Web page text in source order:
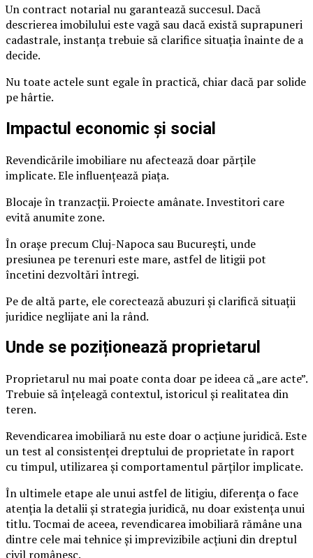
Un contract notarial nu garantează succesul. Dacă
descrierea imobilului este vagă sau dacă există suprapuneri
cadastrale, instanța trebuie să clarifice situația înainte de a
decide.
Nu toate actele sunt egale în practică, chiar dacă par solide
pe hârtie.
Impactul economic și social
Revendicările imobiliare nu afectează doar părțile
implicate. Ele influențează piața.
Blocaje în tranzacții. Proiecte amânate. Investitori care
evită anumite zone.
În orașe precum Cluj-Napoca sau București, unde
presiunea pe terenuri este mare, astfel de litigii pot
încetini dezvoltări întregi.
Pe de altă parte, ele corectează abuzuri și clarifică situații
juridice neglijate ani la rând.
Unde se poziționează proprietarul
Proprietarul nu mai poate conta doar pe ideea că „are acte”.
Trebuie să înțeleagă contextul, istoricul și realitatea din
teren.
Revendicarea imobiliară nu este doar o acțiune juridică. Este
un test al consistenței dreptului de proprietate în raport
cu timpul, utilizarea și comportamentul părților implicate.
În ultimele etape ale unui astfel de litigiu, diferența o face
atenția la detalii și strategia juridică, nu doar existența unui
titlu. Tocmai de aceea, revendicarea imobiliară rămâne una
dintre cele mai tehnice și imprevizibile acțiuni din dreptul
civil românesc.